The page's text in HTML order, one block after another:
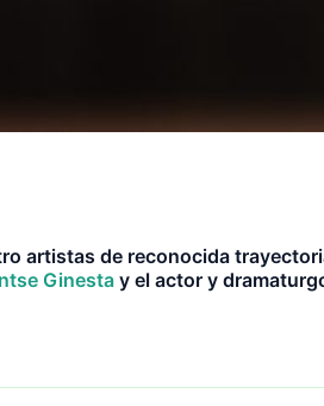
artistas de reconocida
Ginesta y el actor y